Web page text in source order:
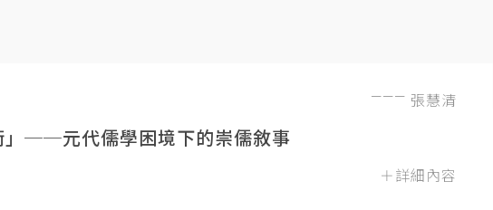
張慧清
」──元代儒學困境下的崇儒敘事
＋詳細內容